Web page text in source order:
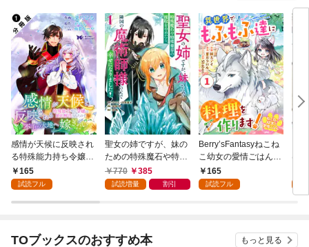
感情が天候に反映され
る特殊能力持ち令嬢は
婚約解消されたので不
毛の大地へ嫁ぎたい
165
試読フル
聖女の姉ですが、妹の
ための特殊魔石や特殊
薬草の採取をやめた
ら、隣国の魔術師様の
770 385
試読増量 割引
Berry’sFantasyねこね
こ幼女の愛情ごはん～
異世界でもふもふ達に
料理を作ります！～1
165
試読フル
は
者
に
TOブックスのおすすめ本 もっと見る